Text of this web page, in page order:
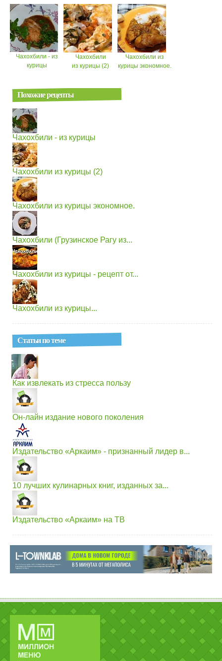
Чахохбили - из
курицы
Чахохбили
из курицы (2)
Чахохбили из
курицы экономное.
Похожие рецепты
Чахохбили - из курицы
Чахохбили из курицы (2)
Чахохбили из курицы экономное.
Чахохбили (Грузинское Рагу из...
Чахохбили из курицы - рецепт от...
Чахохбили из курицы...
Статьи по теме
Как извлекать из стресса пользу
Он-лайн издание нового поколения
Издательство «Аркаим» - признанный лидер в...
10 лучших кулинарных книг, изданных за...
Издательство «Аркаим» на ТВ